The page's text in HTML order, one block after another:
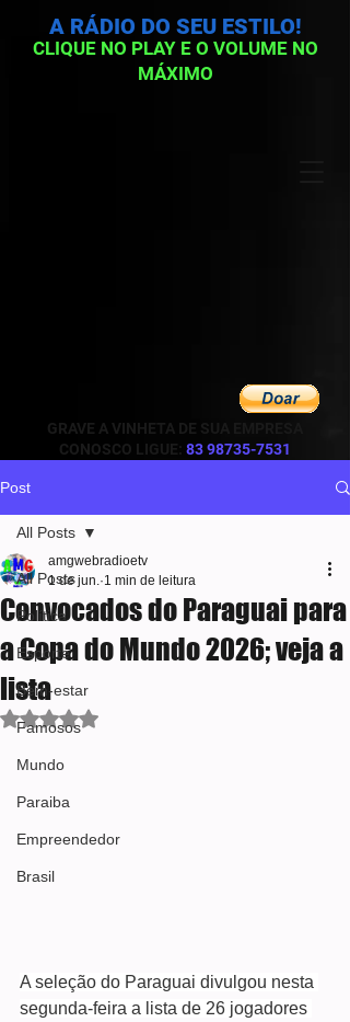
GRAVE A VINHETA DE SUA EMPRESA
CONOSCO LIGUE:
83 98735-7531
CLIQUE NO PLAY E O VOLUME NO
MÁXIMO
A RÁDIO DO SEU ESTILO!
Post
All Posts
Política
Esporte
Bem-estar
Famosos
Mundo
Paraiba
Empreendedor
Brasil
All Posts
Convocados do Paraguai para
a Copa do Mundo 2026; veja a
lista
amgwebradioetv
1 de jun. 1 min de leitura
Avaliado com NaN de 5 estrelas.
A seleção do Paraguai divulgou nesta
segunda-feira a lista de 26 jogadores